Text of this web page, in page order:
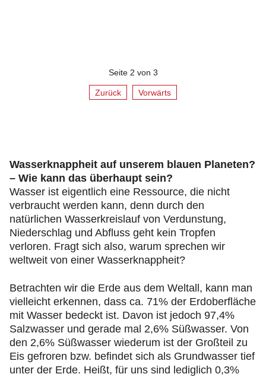
Seite 2 von 3
Zurück Vorwärts
Wasserknappheit auf unserem blauen Planeten?
– Wie kann das überhaupt sein?
Wasser ist eigentlich eine Ressource, die nicht
verbraucht werden kann, denn durch den
natürlichen Wasserkreislauf von Verdunstung,
Niederschlag und Abfluss geht kein Tropfen
verloren. Fragt sich also, warum sprechen wir
weltweit von einer Wasserknappheit?
Betrachten wir die Erde aus dem Weltall, kann man
vielleicht erkennen, dass ca. 71% der Erdoberfläche
mit Wasser bedeckt ist. Davon ist jedoch 97,4%
Salzwasser und gerade mal 2,6% Süßwasser. Von
den 2,6% Süßwasser wiederum ist der Großteil zu
Eis gefroren bzw. befindet sich als Grundwasser tief
unter der Erde. Heißt, für uns sind lediglich 0,3%